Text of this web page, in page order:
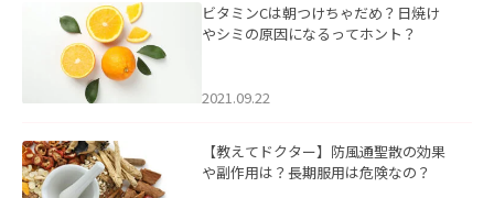
ビタミンCは朝つけちゃだめ？日焼け
やシミの原因になるってホント？
2021.09.22
【教えてドクター】防風通聖散の効果
や副作用は？長期服用は危険なの？